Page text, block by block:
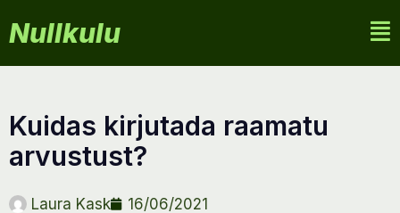
Nullkulu
kuidas kirjutada raamatu
arvustust?
Laura Kask 16/06/2021